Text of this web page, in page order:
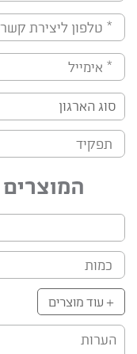
סוג הארגון
+ עוד מוצרים